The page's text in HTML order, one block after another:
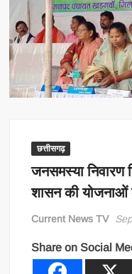
छत्तीसगढ़
जनसमस्या निवारण
शासन की योजनाओं
Current News TV
Share on Social